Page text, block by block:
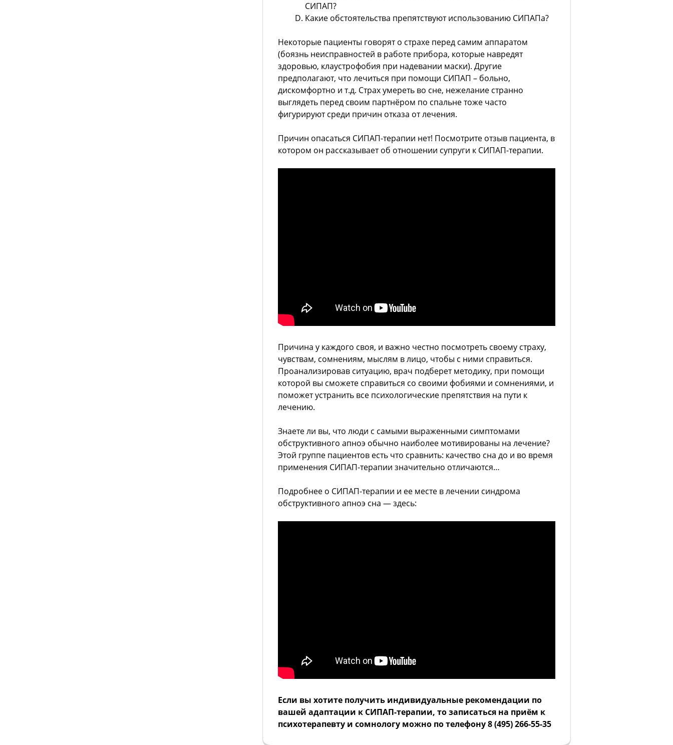
СИПАП?
Какие обстоятельства препятствуют использованию СИПАПа?
Некоторые пациенты говорят о страхе перед самим аппаратом
(боязнь неисправностей в работе прибора, которые навредят
здоровью, клаустрофобия при надевании маски). Другие
предполагают, что лечиться при помощи СИПАП – больно,
дискомфортно и т.д. Страх умереть во сне, нежелание странно
выглядеть перед своим партнёром по спальне тоже часто
фигурируют среди причин отказа от лечения.
Причин опасаться СИПАП-терапии нет! Посмотрите отзыв пациента, в
котором он рассказывает об отношении супруги к СИПАП-терапии.
Причина у каждого своя, и важно честно посмотреть своему страху,
чувствам, сомнениям, мыслям в лицо, чтобы с ними справиться.
Проанализировав ситуацию, врач подберет методику, при помощи
которой вы сможете справиться со своими фобиями и сомнениями, и
поможет устранить все психологические препятствия на пути к
лечению.
Знаете ли вы, что люди с самыми выраженными симптомами
обструктивного апноэ обычно наиболее мотивированы на лечение?
Этой группе пациентов есть что сравнить: качество сна до и во время
применения СИПАП-терапии значительно отличаются…
Подробнее о СИПАП-терапии и ее месте в лечении синдрома
обструктивного апноэ сна — здесь:
Если вы хотите получить индивидуальные рекомендации по
вашей адаптации к СИПАП-терапии, то записаться на приём к
психотерапевту и сомнологу можно по телефону 8 (495) 266-55-35